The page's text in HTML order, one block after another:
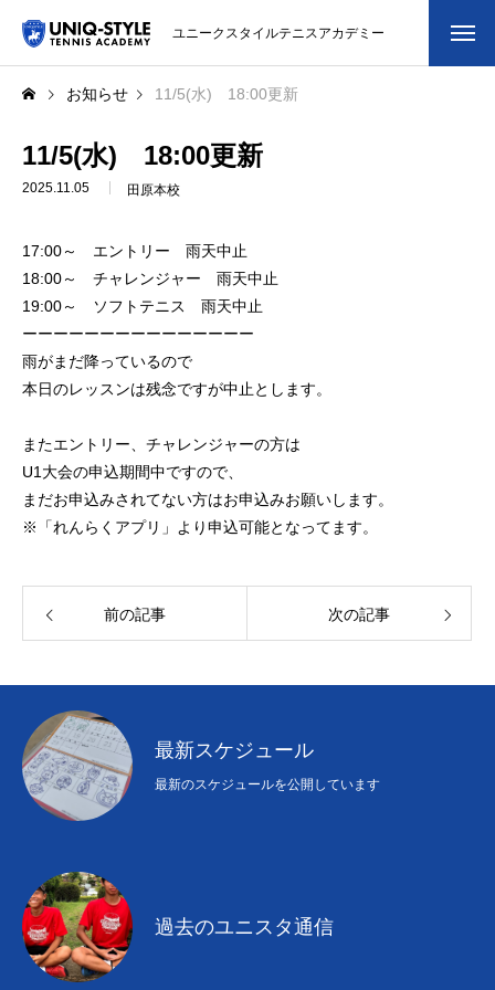
ユニークスタイルテニスアカデミー
初めての方
システム・クラス・料金
スクール紹介・コーチ紹介
大会・イベント
ブログ
アクセス
会員専用ページ
初めての方 システム・クラス・料金 ブログ アクセス
お知らせ 11/5(水) 18:00更新
11/5(水) 18:00更新
2025.11.05 田原本校
17:00～ エントリー 雨天中止
18:00～ チャレンジャー 雨天中止
19:00～ ソフトテニス 雨天中止
ーーーーーーーーーーーーーーー
雨がまだ降っているので
本日のレッスンは残念ですが中止とします。
またエントリー、チャレンジャーの方は
U1大会の申込期間中ですので、
まだお申込みされてない方はお申込みお願いします。
※「れんらくアプリ」より申込可能となってます。
前の記事 次の記事
最新スケジュール
最新のスケジュールを公開しています
過去のユニスタ通信